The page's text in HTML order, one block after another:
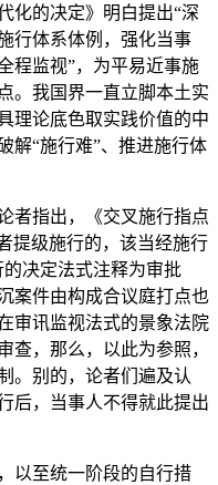
化的决定》明白提出“深
行体系体例，强化当事
程监视”，为平易近事施
。我国界一直立脚本土实
理论底色取实践价值的中
解“施行难”、推进施行体
指出，《交叉施行指点
提级施行的，该当经施行
决定法式注释为审批
案件由构成合议庭打点也
审讯监视法式的景象法院
查，那么，以此为参照，
。别的，论者们遍及认
后，当事人不得就此提出
至统一阶段的自行措